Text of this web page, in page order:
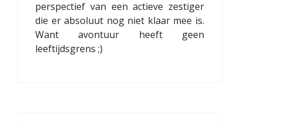
perspectief van een actieve zestiger
die er absoluut nog niet klaar mee is.
Want avontuur heeft geen
leeftijdsgrens ;)